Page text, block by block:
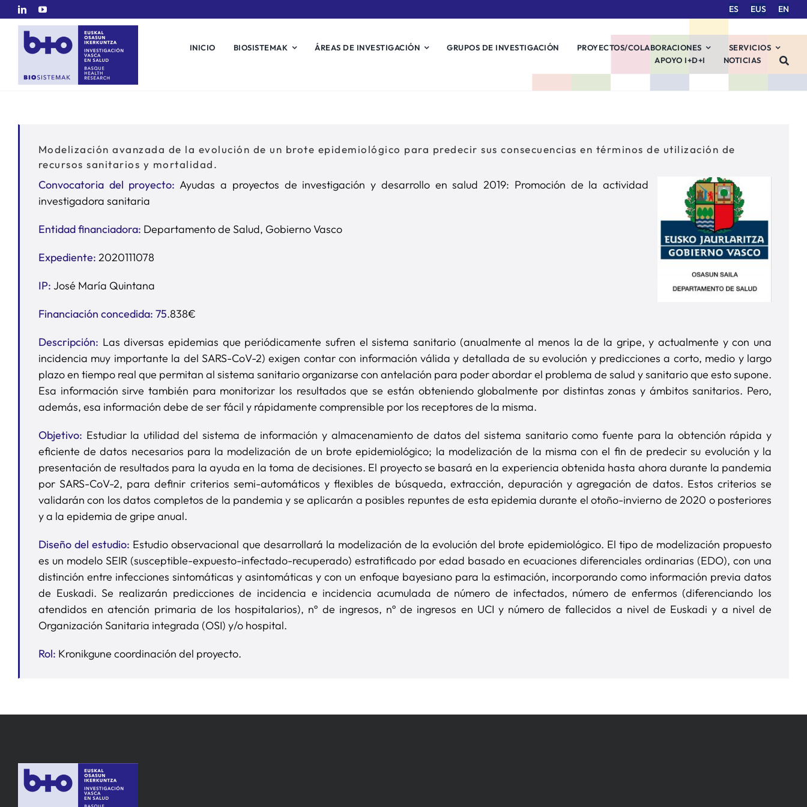
Saltar
contenido
ES EUS EN
INICIO BIOSISTEMAK ÁREAS DE INVESTIGACIÓN GRUPOS DE INVESTIGACIÓN PROYECTOS/COLABORACIONES
SERVICIOS
APOYO I+D+I
NOTICIAS
Modelización avanzada de la evolución de un brote epidemiológico para predecir sus consecuencias en términos de utilización de
recursos sanitarios y mortalidad.
Convocatoria del proyecto: Ayudas a proyectos de investigación y desarrollo en salud 2019: Promoción de la actividad
investigadora sanitaria
Entidad financiadora: Departamento de Salud, Gobierno Vasco
Expediente: 2020111078
IP: José María Quintana
Financiación concedida: 75.838€
Descripción: Las diversas epidemias que periódicamente sufren el sistema sanitario (anualmente al menos la de la gripe, y actualmente y con una
incidencia muy importante la del SARS-CoV-2) exigen contar con información válida y detallada de su evolución y predicciones a corto, medio y largo
plazo en tiempo real que permitan al sistema sanitario organizarse con antelación para poder abordar el problema de salud y sanitario que esto supone.
Esa información sirve también para monitorizar los resultados que se están obteniendo globalmente por distintas zonas y ámbitos sanitarios. Pero,
además, esa información debe de ser fácil y rápidamente comprensible por los receptores de la misma.
Objetivo: Estudiar la utilidad del sistema de información y almacenamiento de datos del sistema sanitario como fuente para la obtención rápida y
eficiente de datos necesarios para la modelización de un brote epidemiológico; la modelización de la misma con el fin de predecir su evolución y la
presentación de resultados para la ayuda en la toma de decisiones. El proyecto se basará en la experiencia obtenida hasta ahora durante la pandemia
por SARS-CoV-2, para definir criterios semi-automáticos y flexibles de búsqueda, extracción, depuración y agregación de datos. Estos criterios se
validarán con los datos completos de la pandemia y se aplicarán a posibles repuntes de esta epidemia durante el otoño-invierno de 2020 o posteriores
y a la epidemia de gripe anual.
Diseño del estudio: Estudio observacional que desarrollará la modelización de la evolución del brote epidemiológico. El tipo de modelización propuesto
es un modelo SEIR (susceptible-expuesto-infectado-recuperado) estratificado por edad basado en ecuaciones diferenciales ordinarias (EDO), con una
distinción entre infecciones sintomáticas y asintomáticas y con un enfoque bayesiano para la estimación, incorporando como información previa datos
de Euskadi. Se realizarán predicciones de incidencia e incidencia acumulada de número de infectados, número de enfermos (diferenciando los
atendidos en atención primaria de los hospitalarios), nº de ingresos, nº de ingresos en UCI y número de fallecidos a nivel de Euskadi y a nivel de
Organización Sanitaria integrada (OSI) y/o hospital.
Rol: Kronikgune coordinación del proyecto.